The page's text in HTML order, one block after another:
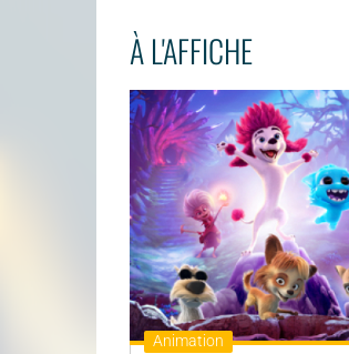
À L'AFFICHE
Animation